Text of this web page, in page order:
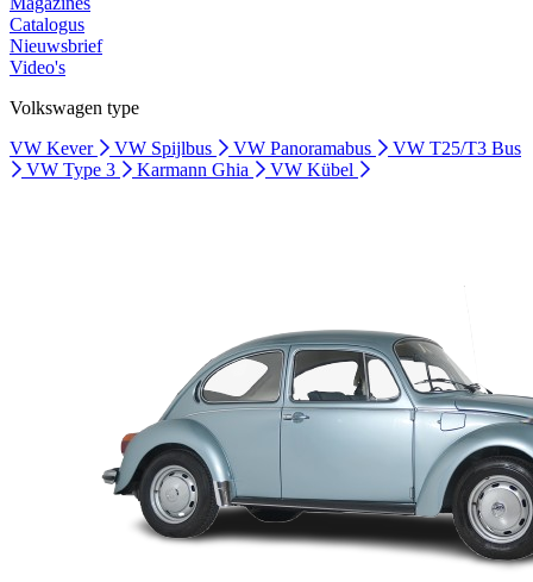
Catalogus
Nieuwsbrief
Video's
Volkswagen type
VW Kever
VW Spijlbus VW Panoramabus
VW T25/T3 Bus
VW Type 3
Karmann Ghia VW Kübel